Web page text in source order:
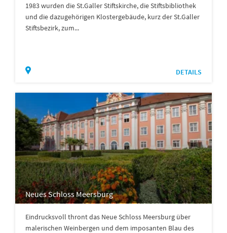
1983 wurden die St.Galler Stiftskirche, die Stiftsbibliothek
und die dazugehörigen Klostergebäude, kurz der St.Galler
Stiftsbezirk, zum...
DETAILS
Neues Schloss Meersburg
Eindrucksvoll thront das Neue Schloss Meersburg über
malerischen Weinbergen und dem imposanten Blau des